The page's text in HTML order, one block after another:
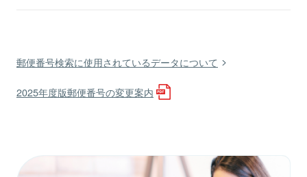
郵便番号検索に使用されているデータについて
2025年度版郵便番号の変更案内